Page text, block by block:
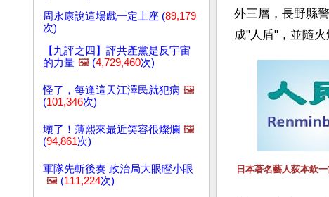
周永康說這場戲一定上座 (89,179
次)
【九評之四】評共產黨是反宇宙
的力量 🖼️ (4,729,460次)
怪了，每逢這天江澤民就犯病 🖼️
(101,346次)
壞了！薄熙來最近笑容很燦爛 🖼️
(94,861次)
軍隊先斬後奏 政治局大眼瞪小眼
🖼️ (111,224次)
外三層，長野縣
成"人盾"，並隨
日本著名藝人荻本欽